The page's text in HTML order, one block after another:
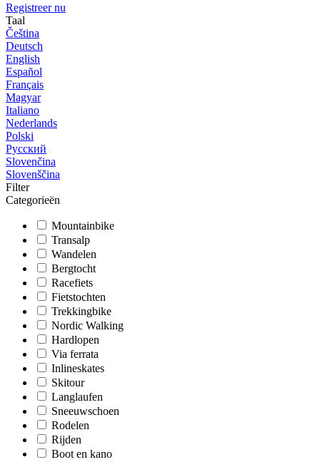
Registreer nu
Taal
Čeština
Deutsch
English
Español
Français
Magyar
Italiano
Nederlands
Polski
Русский
Slovenčina
Slovenščina
Filter
Categorieën
Mountainbike
Transalp
Wandelen
Bergtocht
Racefiets
Fietstochten
Trekkingbike
Nordic Walking
Hardlopen
Via ferrata
Inlineskates
Skitour
Langlaufen
Sneeuwschoen
Rodelen
Rijden
Boot en kano